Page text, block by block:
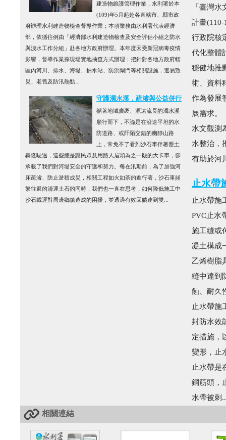
建造物維護管理作業，水利署於本
(109)年5月起赴各直轄市、縣市政
府辦理水利建造物檢查督導作業；本項業務由水利署代表經濟
部，依循往例由「經濟部水利建造物檢查及安全評估小組之防水
與洩水工作分組」赴各地方政府辦理。本年度因受新冠病毒疫情
影響，督導作業採現場實地抽查方式辦理；把針對各地方政府轄
區內河川、排水、海堤、抽水站、防洪閘門等相關設施，選易致
災、老舊及防汛熱點...
守護濁水溪，疏濬與公益併行
循著地域廣袤、源遠流長的濁水溪
順行而下，不論是在沿途平坦的水
防道路、或阡陌交錯的幽靜山路
上，常免不了看到沙石車伴著塵土
轟隆駛過，這些總是讓民眾及用路人眉頭為之一皺的大卡車，卻
承載了我們對河堤安全的守護和努力。每在汛期前，為了加強河
床疏濬、防止淤積成災，相關工程如火如荼的進行著，沙石車頻
繁往返的清運土石的同時，我們也一直在思考，如何降低施工中
沙石載運對周邊鄉鎮造成的困擾，並透過有效回饋達到雙...
「臺灣
計畫
行政院核
代化整體
穩健地推
術、資料
作為發展
展需求。
水文觀測
水整治，
有助於河
止水帶
止水帶施
PVC止水
施工縫或
凝土構成
乙烯樹脂
縫中達到
蝕、耐久
止水帶施
封防水效
定措施，
變形，止
止水帶是
鋼筋頭，
水帶被刺
相關連結